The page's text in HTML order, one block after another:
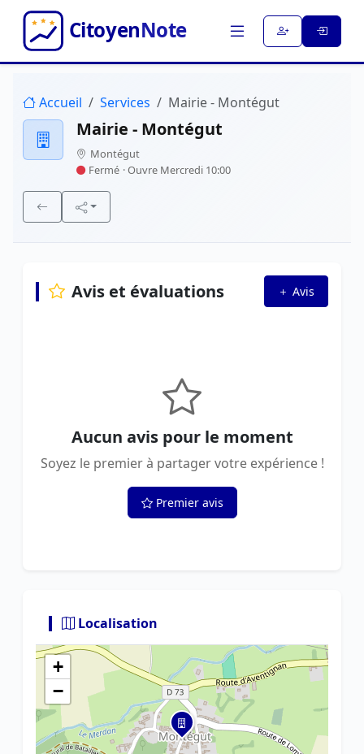
Accueil Services Mairie - Montégut
Mairie - Montégut
Montégut
Fermé · Ouvre Mercredi 10:00
Avis et évaluations Avis
Aucun avis pour le moment
Soyez le premier à partager votre expérience !
Premier avis
Localisation
+
−